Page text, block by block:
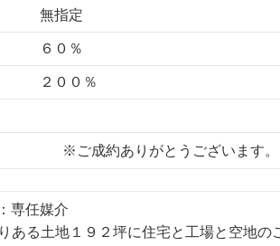
無指定
６０％
２００％
※ご成約ありがとうございます。
様：専任媒介 ＜
ある土地１９２坪に住宅と工場と空地